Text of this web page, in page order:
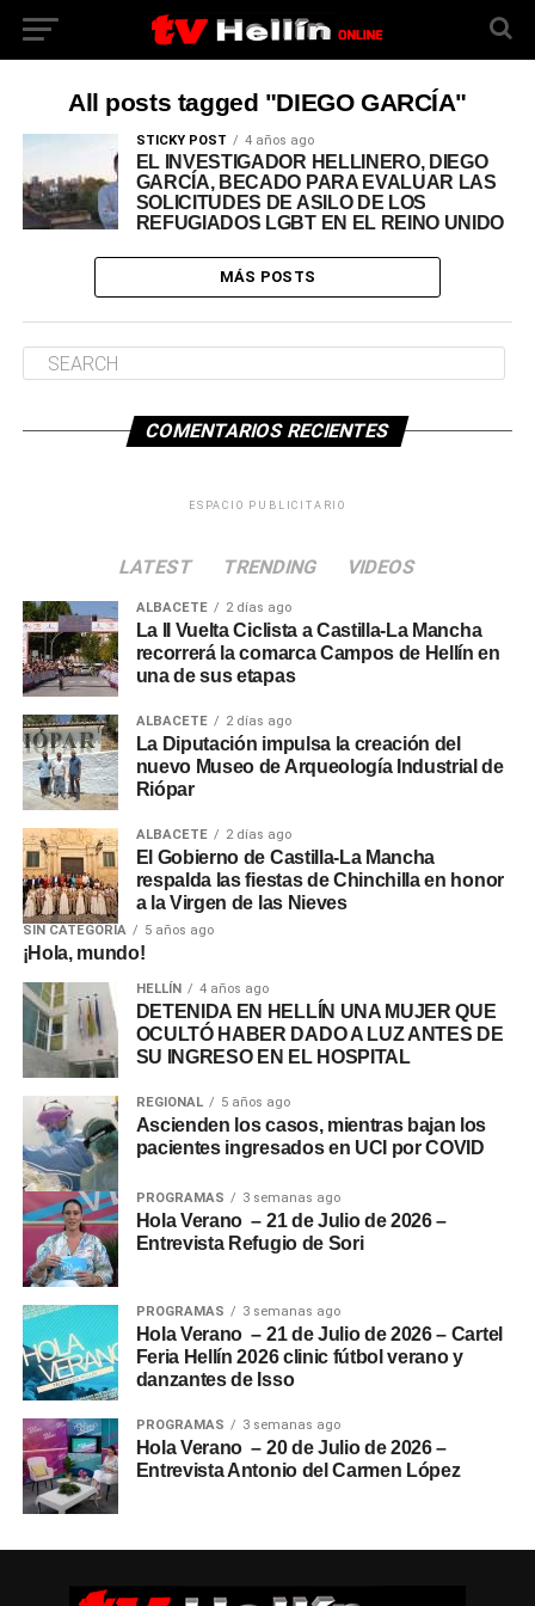
All posts tagged "DIEGO GARCÍA"
STICKY POST 4 años ago
EL INVESTIGADOR HELLINERO, DIEGO
GARCÍA, BECADO PARA EVALUAR LAS
SOLICITUDES DE ASILO DE LOS
REFUGIADOS LGBT EN EL REINO UNIDO
MÁS POSTS
COMENTARIOS RECIENTES
ESPACIO PUBLICITARIO
LATEST TRENDING VIDEOS
ALBACETE 2 días ago
La II Vuelta Ciclista a Castilla-La Mancha
recorrerá la comarca Campos de Hellín en
una de sus etapas
ALBACETE 2 días ago
La Diputación impulsa la creación del
nuevo Museo de Arqueología Industrial de
Riópar
ALBACETE 2 días ago
El Gobierno de Castilla-La Mancha
respalda las fiestas de Chinchilla en honor
a la Virgen de las Nieves
SIN CATEGORÍA 5 años ago
¡Hola, mundo!
HELLÍN 4 años ago
DETENIDA EN HELLÍN UNA MUJER QUE
OCULTÓ HABER DADO A LUZ ANTES DE
SU INGRESO EN EL HOSPITAL
REGIONAL 5 años ago
Ascienden los casos, mientras bajan los
pacientes ingresados en UCI por COVID
PROGRAMAS 3 semanas ago
Hola Verano – 21 de Julio de 2026 –
Entrevista Refugio de Sori
PROGRAMAS 3 semanas ago
Hola Verano – 21 de Julio de 2026 – Cartel
Feria Hellín 2026 clinic fútbol verano y
danzantes de Isso
PROGRAMAS 3 semanas ago
Hola Verano – 20 de Julio de 2026 –
Entrevista Antonio del Carmen López